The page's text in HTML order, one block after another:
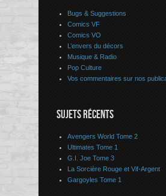
Bugs & Suggestions
Comics VF
Comics VO
L’envers du décors
Musique & Radio
Pop Culture
Vos commentaires sur nos
SUJETS RÉCENTS
Avengers World Tome 2
Ultimates Tome 1
G.I. Joe Tome 3
La Sorcière Rouge et Vif-Argent
Gargoyles Tome 1